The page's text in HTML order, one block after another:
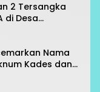
2 Tersangka
di Desa
Nama
Kades dan